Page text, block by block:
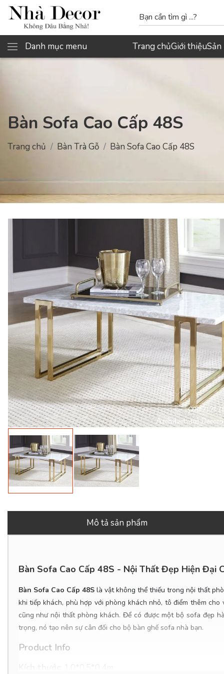
Danh mục menu Trang chủGiới thiệuSản
Bàn Sofa Cao Cấp 48S
Trang chủ Bàn Trà Gỗ Bàn Sofa Cao Cấp 48S
Mô tả sản phẩm
Bàn Sofa Cao Cấp 48S - Nội Thất Đẹp Hiện Đại
Bàn Sofa Cao Cấp 48S là vật không thể thiếu trong nội thất
khi tiếp khách, phù hợp với phòng khách nhỏ, tô điểm thêm
cũng như nội thất phòng khách. Để có được một bộ sofa đẹp
trọng, nó tạo nên sự cân đối cho bộ bàn ghế sofa nhà bạn.
Product Info